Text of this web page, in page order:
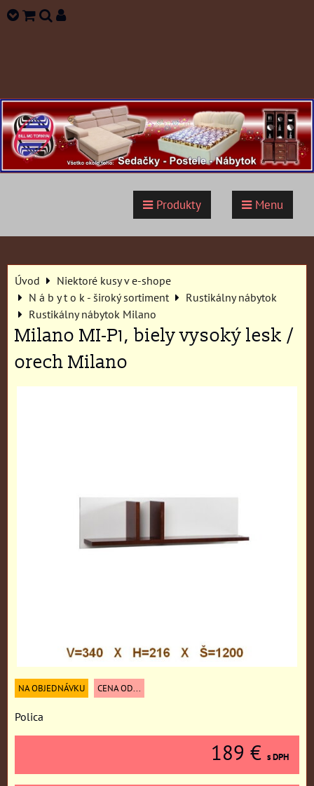
Produkty Menu
Úvod
Niektoré kusy v e-shope
N á b y t o k - široký sortiment
Rustikálny nábytok
Rustikálny nábytok Milano
Milano MI-P1, biely vysoký lesk /
orech Milano
NA OBJEDNÁVKU CENA OD...
Polica
189 € s DPH